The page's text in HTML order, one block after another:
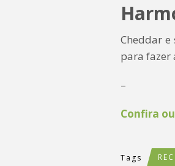
Cheddar
para fazer
–
Confira
Tags